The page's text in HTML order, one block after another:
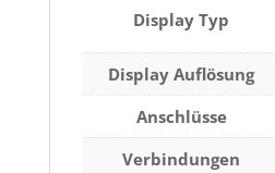
Display Typ
Display Auflösung
Anschlüsse
Verbindungen